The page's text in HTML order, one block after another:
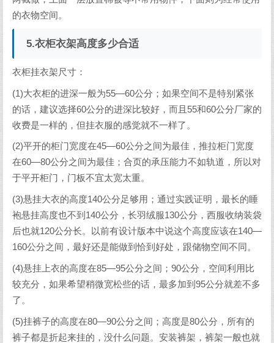
的衣物空间。
5.衣柜衣架高度多少合适
衣柜挂衣架尺寸：
(1)大衣柜的进深一般为55—60公分；如果空间不是特别紧张
的话，建议选择60公分的进深比较好，而且55和60公分厂家的
收费是一样的，但挂衣服的感觉就不一样了。
(2)平开的柜门宽度在45—60公分之间为最佳，推拉柜门宽度
在60—80公分之间为最佳；合页的承压能力不如轨道，所以对
于平开柜门，门板不宜太宽太重。
(3)悬挂大衣的高度140公分足够用；通过实践证明，最长的睡
袍悬挂高度也不到140公分，长羽绒服130公分，西服收纳装袋
后也就120公分长。以前有设计版本中说这个高度应该在140—
160公分之间，最好还是能做到恰到好处，跟储物空间不同。
(4)悬挂上衣的高度在85—95公分之间；90公分，空间利用比
较充分，如果希望稍微宽松些的话，最多加到95公分就差不多
了。
(5)挂裤子的高度在80—90公分之间；高度是80公分，所有的
裤子都是折起来挂的，没什么问题。安装裤架，裤架一般也就